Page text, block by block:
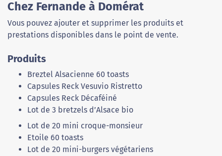
Chez Fernande à Domérat
Vous pouvez ajouter et supprimer les produits et
prestations disponibles dans le point de vente.
Produits
Breztel Alsacienne 60 toasts
Capsules Reck Vesuvio Ristretto
Capsules Reck Décaféiné
Lot de 3 bretzels d’Alsace bio
Lot de 20 mini croque-monsieur
Etoile 60 toasts
Lot de 20 mini-burgers végétariens